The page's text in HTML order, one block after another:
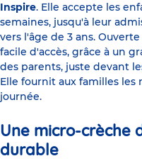
Inspire. Elle accepte les
semaines, jusqu'à leur
vers l'âge de 3 ans.
facile d'accès, grâce à un
des parents, juste devant
Elle fournit aux familles les
journée.
Une micro-crèche
durable